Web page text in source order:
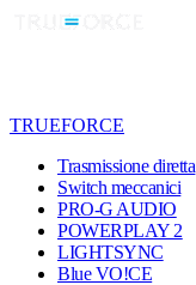
TRUEFORCE
Trasmissione diretta
Switch meccanici
PRO-G AUDIO
POWERPLAY 2
LIGHTSYNC
Blue VO!CE